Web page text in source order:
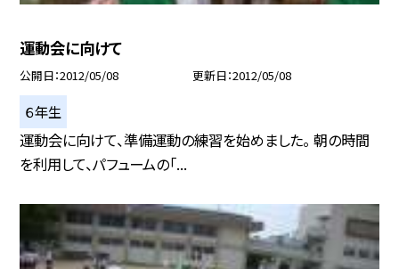
運動会に向けて
公開日 2012/05/08 更新日 2012/05/08
６年生
運動会に向けて、準備運動の練習を始めました。 朝の時間
を利用して、パフュームの「...